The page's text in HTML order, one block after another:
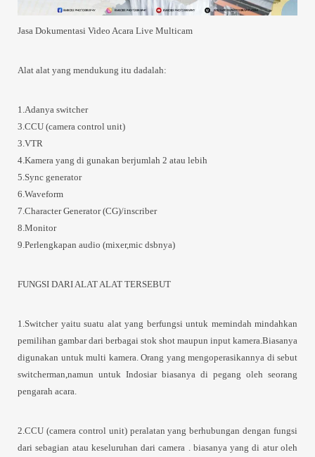
Jasa Dokumentasi Video Acara Live Multicam
Alat alat yang mendukung itu dadalah:
1.Adanya switcher
3.CCU (camera control unit)
3.VTR
4.Kamera yang di gunakan berjumlah 2 atau lebih
5.Sync generator
6.Waveform
7.Character Generator (CG)/inscriber
8.Monitor
9.Perlengkapan audio (mixer,mic dsbnya)
FUNGSI DARI ALAT ALAT TERSEBUT
1.Switcher yaitu suatu alat yang berfungsi untuk memindah mindahkan
pemilihan gambar dari berbagai stok shot maupun input kamera.Biasanya
digunakan untuk multi kamera. Orang yang mengoperasikannya di sebut
switcherman,namun untuk Indosiar biasanya di pegang oleh seorang
pengarah acara.
2.CCU (camera control unit) peralatan yang berhubungan dengan fungsi
dari sebagian atau keseluruhan dari camera . biasanya yang di atur oleh